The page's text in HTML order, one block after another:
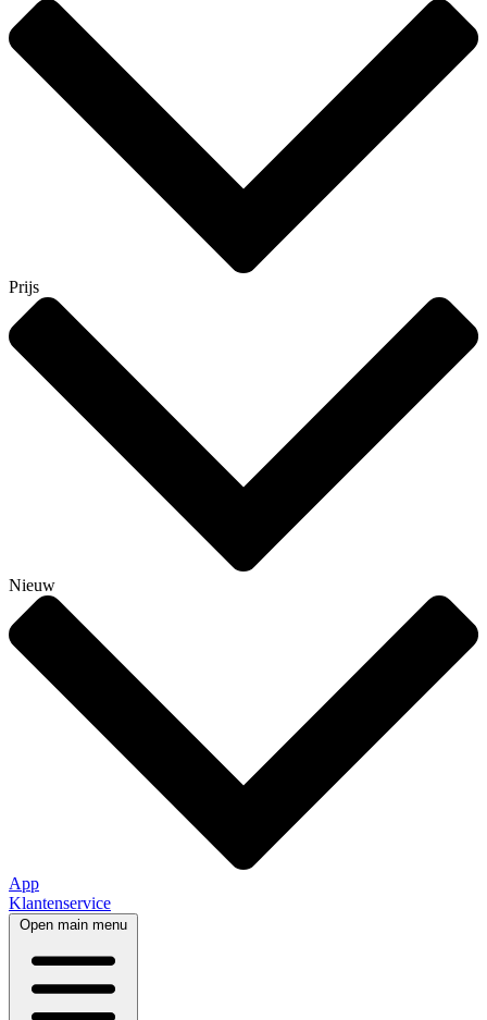
Prijs
Nieuw
App
Klantenservice
Open main menu